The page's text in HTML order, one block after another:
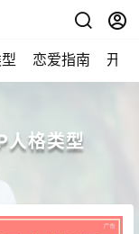
恋爱指南 开始
人格类型